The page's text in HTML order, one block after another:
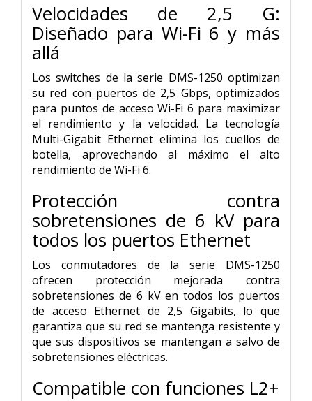
Velocidades de 2,5 G:
Diseñado para Wi-Fi 6 y más
allá
Los switches de la serie DMS-1250 optimizan
su red con puertos de 2,5 Gbps, optimizados
para puntos de acceso Wi-Fi 6 para maximizar
el rendimiento y la velocidad. La tecnología
Multi-Gigabit Ethernet elimina los cuellos de
botella, aprovechando al máximo el alto
rendimiento de Wi-Fi 6.
Protección contra
sobretensiones de 6 kV para
todos los puertos Ethernet
Los conmutadores de la serie DMS-1250
ofrecen protección mejorada contra
sobretensiones de 6 kV en todos los puertos
de acceso Ethernet de 2,5 Gigabits, lo que
garantiza que su red se mantenga resistente y
que sus dispositivos se mantengan a salvo de
sobretensiones eléctricas.
Compatible con funciones L2+